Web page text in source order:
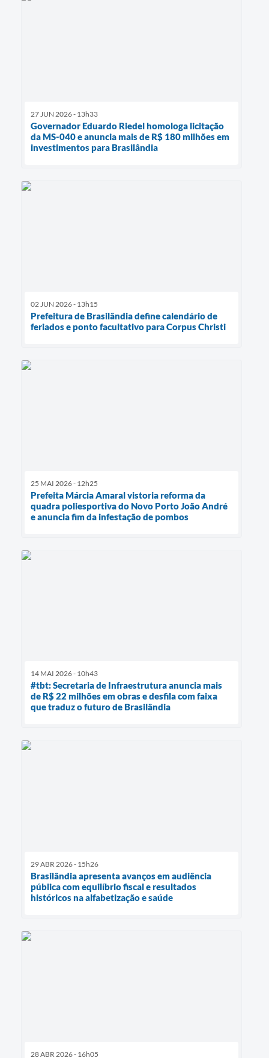
27 JUN 2026 - 13h33
Governador Eduardo Riedel homologa licitação
da MS-040 e anuncia mais de R$ 180 milhões em
investimentos para Brasilândia
02 JUN 2026 - 13h15
Prefeitura de Brasilândia define calendário de
feriados e ponto facultativo para Corpus Christi
25 MAI 2026 - 12h25
Prefeita Márcia Amaral vistoria reforma da
quadra poliesportiva do Novo Porto João André
e anuncia fim da infestação de pombos
14 MAI 2026 - 10h43
#tbt: Secretaria de Infraestrutura anuncia mais
de R$ 22 milhões em obras e desfila com faixa
que traduz o futuro de Brasilândia
29 ABR 2026 - 15h26
Brasilândia apresenta avanços em audiência
pública com equilíbrio fiscal e resultados
históricos na alfabetização e saúde
28 ABR 2026 - 16h05